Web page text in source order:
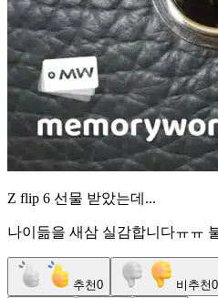
Z flip 6 선물 받았는데...
나이듦을 새삼 실감합니다ㅠㅠ
추천0 비추천0